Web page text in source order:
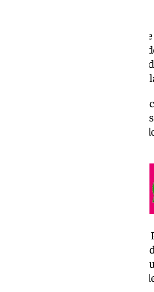
Manuel Pellegrini, en la rueda
preguntado por el rendimiento
no ha sido buena, habiendo
chileno se mostró reflexivo
Los verdiblancos, tal y como
cometer más errores si
europeo de los béticos, no ha
Pellegrini huye de
campo y no aferrarse a esa
problemas del Real Betis en lo
Sobre esto también habló el